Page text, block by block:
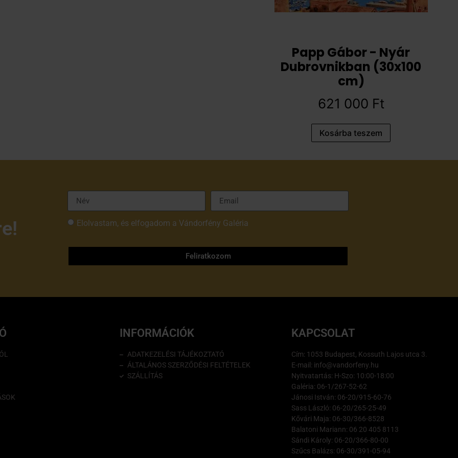
Papp Gábor - Nyár
Dubrovnikban (30x100
cm)
621 000 Ft
Kosárba teszem
Elolvastam, és elfogadom a Vándorfény Galéria
Feliratkozom
INFORMÁCIÓK
ADATKEZELÉSI TÁJÉKOZTATÓ
ÁLTALÁNOS SZERZŐDÉSI FELTÉTELEK
SZÁLLÍTÁS
KAPCSOLAT
Cím: 1053 Budapest, Kossuth Lajos utca 3.
E-mail: info@vandorfeny.hu
Nyitvatartás: H-Szo: 10:00-18:00
Galéria: 06-1/267-52-62
Jánosi István: 06-20/915-60-76
Sass László: 06-20/265-25-49
Kővári Maja: 06-30/366-8528
Balatoni Mariann: 06 20 405 8113
Sándi Károly: 06-20/366-80-00
Szűcs Balázs: 06-30/391-05-94